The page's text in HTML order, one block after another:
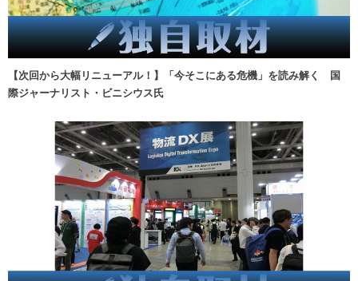
【次回から大幅リニューアル！】「今そこにある危機」を読み解く 国
際ジャーナリスト・ビニシウス氏